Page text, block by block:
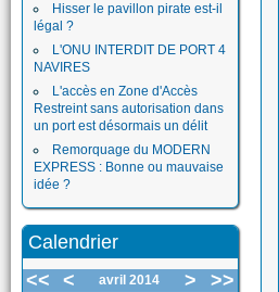
Hisser le pavillon pirate est-il
légal ?
L'ONU INTERDIT DE PORT 4
NAVIRES
L'accès en Zone d'Accès
Restreint sans autorisation dans
un port est désormais un délit
Remorquage du MODERN
EXPRESS : Bonne ou mauvaise
idée ?
Calendrier
<<
< avril 2014 > >>